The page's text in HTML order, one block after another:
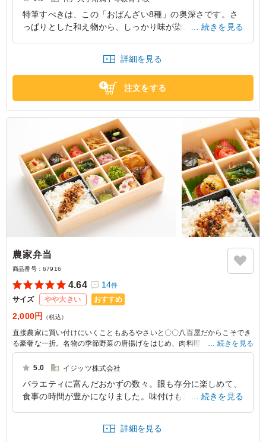
特筆すべきは、この「おばんざい8種」の奥深さです。さ
っぱりとした和え物から、しっかり味が染みた煮物まで、
兵庫県神戸市東灘区住吉山手
続きを見る
詳細を見る
注文をする
農家弁当
商品番号： 67916
4.64 14件
サイズ やや大きい おすすめ
2,000円 （税込）
直接農家に買い付けにいくこともあるやさいと〇〇八百屋だからこそでき
る豪奢な一折。名物の季節野菜の唐揚げをはじめ、肉料理・魚料理・10種
のおばんざいを少しずつお召し上がりいただけます。会議・お祝い事など
で、極上のお弁当をご堪能ください。
続きを見る
5.0 イジッツ株式会社
バラエティに富んだおかずの数々。眼も存分に楽しめて、
食事の時間が豊かになりました。味付けも薄味でヘルシ
続きを見る
詳細を見る